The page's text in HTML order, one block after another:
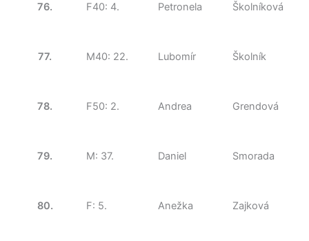
76. F40: 4. Petronela Školníková
77. M40: 22. Lubomír Školník
78. F50: 2. Andrea Grendová
79. M: 37. Daniel Smorada
80. F: 5. Anežka Zajková